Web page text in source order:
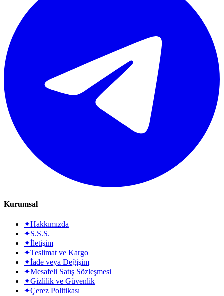
Kurumsal
✦Hakkımızda
✦S.S.S.
✦İletişim
✦Teslimat ve Kargo
✦İade veya Değişim
✦Mesafeli Satış Sözleşmesi
✦Gizlilik ve Güvenlik
✦Çerez Politikası